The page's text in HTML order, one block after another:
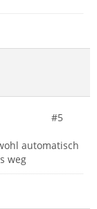
#5
automatisch
weg